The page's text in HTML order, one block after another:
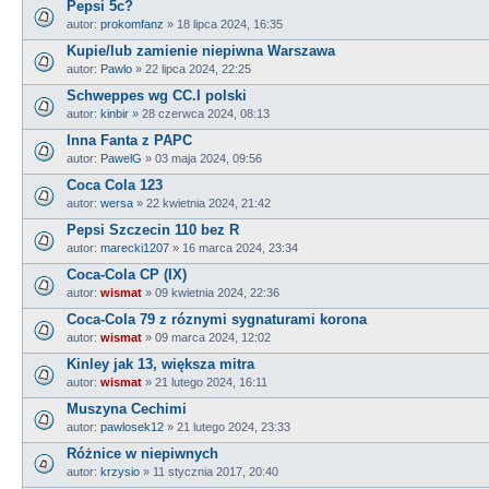
Pepsi 5c?
autor: prokomfanz » 18 lipca 2024, 16:35
Kupie/lub zamienie niepiwna Warszawa
autor: Pawlo » 22 lipca 2024, 22:25
Schweppes wg CC.I polski
autor: kinbir » 28 czerwca 2024, 08:13
Inna Fanta z PAPC
autor: PawelG » 03 maja 2024, 09:56
Coca Cola 123
autor: wersa » 22 kwietnia 2024, 21:42
Pepsi Szczecin 110 bez R
autor: marecki1207 » 16 marca 2024, 23:34
Coca-Cola CP (IX)
autor: wismat » 09 kwietnia 2024, 22:36
Coca-Cola 79 z róznymi sygnaturami korona
autor: wismat » 09 marca 2024, 12:02
Kinley jak 13, większa mitra
autor: wismat » 21 lutego 2024, 16:11
Muszyna Cechimi
autor: pawlosek12 » 21 lutego 2024, 23:33
Różnice w niepiwnych
autor: krzysio » 11 stycznia 2017, 20:40